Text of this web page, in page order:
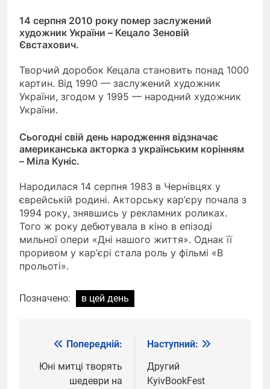
14 серпня 2010 року помер заслужений
художник України – Кецало Зеновій
Євстахович.
Творчий доробок Кецала становить понад 1000
картин. Від 1990 — заслужений художник
України, згодом у 1995 — народний художник
України.
Сьогодні свій день народження відзначає
американська акторка з українським корінням
– Міла Куніс.
Народилася 14 серпня 1983 в Чернівцях у
єврейській родині. Акторську кар’єру почала з
1994 року, знявшись у рекламних роликах.
Того ж року дебютувала в кіно в епізоді
мильної опери «Дні нашого життя». Однак її
проривом у кар’єрі стала роль у фільмі «В
прольоті».
Позначено: в цей день
Навігація
записів
Попередній:
Юні митці творять
шедеври на
Наступний:
Другий
KyivBookFest